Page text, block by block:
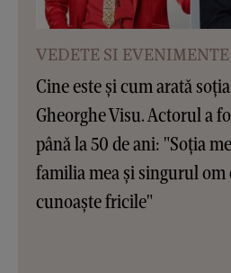
VEDETE SI EVENIMENTE
Cine este și cum arată
Gheorghe Visu. Actorul a
până la 50 de ani: "Soția
familia mea și singurul
cunoaște fricile"